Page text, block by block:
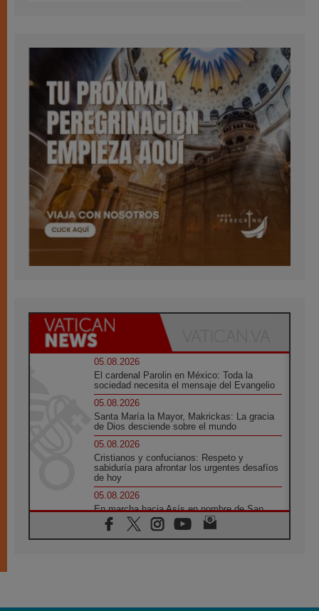
05.08.2026
El cardenal Parolin en México: Toda la
sociedad necesita el mensaje del Evangelio
05.08.2026
Santa María la Mayor, Makrickas: La gracia
de Dios desciende sobre el mundo
05.08.2026
Cristianos y confucianos: Respeto y
sabiduría para afrontar los urgentes desafíos
de hoy
05.08.2026
En marcha hacia Asís en nombre de San
Francisco, a la espera de León
05.08.2026